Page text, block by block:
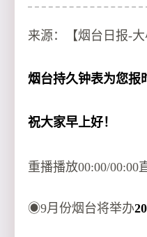
来源：【烟台日报-大
烟台持久钟表为您报
祝大家早上好！
重播播放00:00/00:00
◉9月份烟台将举办